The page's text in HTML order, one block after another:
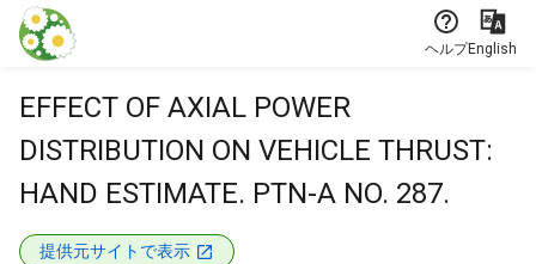
本文に飛ぶ
ヘルプEnglish
EFFECT OF AXIAL POWER
DISTRIBUTION ON VEHICLE THRUST:
HAND ESTIMATE. PTN-A NO. 287.
提供元サイトで表示